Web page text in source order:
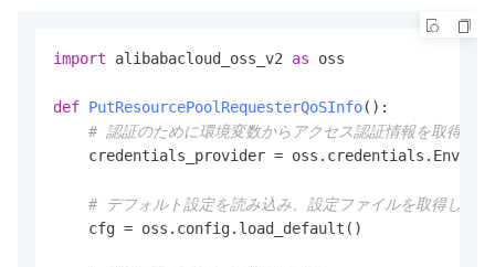
import alibabacloud_oss_v2 as oss
def PutResourcePoolRequesterQoSInfo():
# 認証のために環境変数からアクセス認証情報を取得し
credentials_provider =
# デフォルト設定を読み込み、設定ファイルを取得しま
    cfg = oss.config.load_default()